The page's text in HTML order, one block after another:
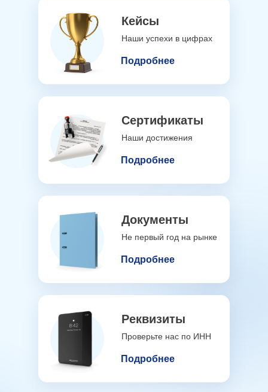
Кейсы
Наши успехи в цифрах
Подробнее
Сертификаты
Наши достижения
Подробнее
Документы
Не первый год на рынке
Подробнее
Реквизиты
Проверьте нас по ИНН
Подробнее